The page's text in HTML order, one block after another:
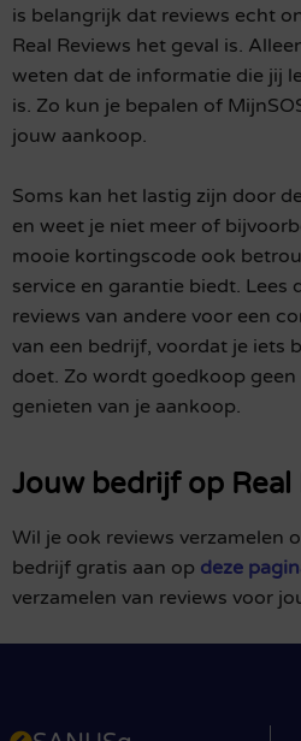
is belangrijk dat reviews echt
Real Reviews het geval is.
weten dat de informatie die jij
is. Zo kun je bepalen of
jouw aankoop.
Soms kan het lastig zijn door
en weet je niet meer of
mooie kortingscode ook
service en garantie biedt. Lees
reviews van andere voor een
van een bedrijf, voordat je iets
doet. Zo wordt goedkoop
genieten van je aankoop.
Jouw bedrijf op Real
Wil je ook reviews verzamelen
bedrijf gratis aan op deze
verzamelen van reviews voor